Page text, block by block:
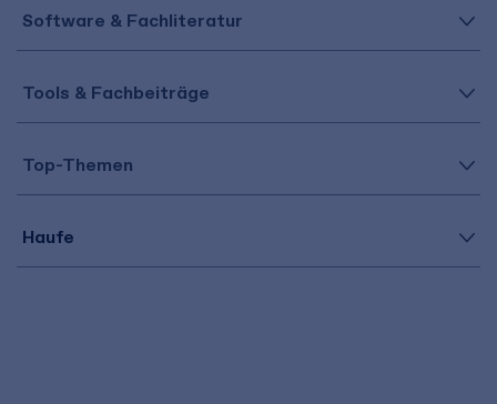
Software & Fachliteratur
Tools & Fachbeiträge
Top-Themen
Haufe